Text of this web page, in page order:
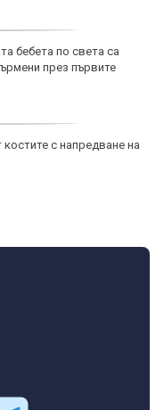
бебета по света са
през първите
с напредване на